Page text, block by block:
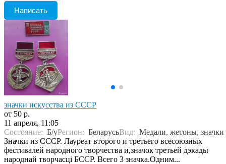
Написать
значки искусства из СССР
от 50 р.
11 апреля, 11:05
Состояние: Б/уРегион: БеларусьВид: Медали, жетоны, значки
Значки из СССР. Лауреат второго и третьего всесоюзных
фестивалей народного творчества и,значок третьей дэкады
народнай творчасцi БССР. Всего 3 значка.Одним...